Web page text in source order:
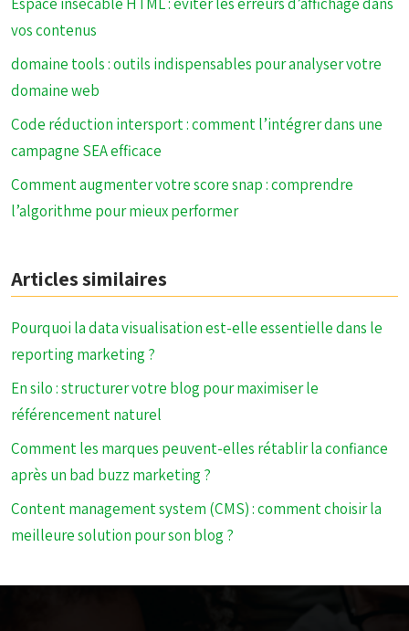
vos contenus
domaine tools : outils indispensables pour analyser votre
domaine web
Code réduction intersport : comment l’intégrer dans une
campagne SEA efficace
Comment augmenter votre score snap : comprendre
l’algorithme pour mieux performer
Articles similaires
Pourquoi la data visualisation est-elle essentielle dans le
reporting marketing ?
En silo : structurer votre blog pour maximiser le
référencement naturel
Comment les marques peuvent-elles rétablir la confiance
après un bad buzz marketing ?
Content management system (CMS) : comment choisir la
meilleure solution pour son blog ?